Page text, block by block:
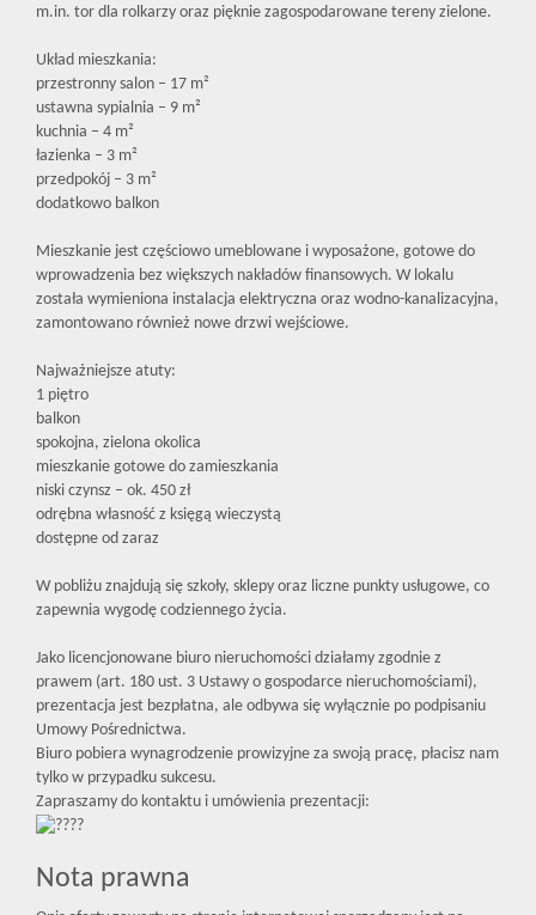
m.in. tor dla rolkarzy oraz pięknie zagospodarowane tereny zielone.
Układ mieszkania:
przestronny salon – 17 m²
ustawna sypialnia – 9 m²
kuchnia – 4 m²
łazienka – 3 m²
przedpokój – 3 m²
dodatkowo balkon
Mieszkanie jest częściowo umeblowane i wyposażone, gotowe do
wprowadzenia bez większych nakładów finansowych. W lokalu
została wymieniona instalacja elektryczna oraz wodno-kanalizacyjna,
zamontowano również nowe drzwi wejściowe.
Najważniejsze atuty:
1 piętro
balkon
spokojna, zielona okolica
mieszkanie gotowe do zamieszkania
niski czynsz – ok. 450 zł
odrębna własność z księgą wieczystą
dostępne od zaraz
W pobliżu znajdują się szkoły, sklepy oraz liczne punkty usługowe, co
zapewnia wygodę codziennego życia.
Jako licencjonowane biuro nieruchomości działamy zgodnie z
prawem (art. 180 ust. 3 Ustawy o gospodarce nieruchomościami),
prezentacja jest bezpłatna, ale odbywa się wyłącznie po podpisaniu
Umowy Pośrednictwa.
Biuro pobiera wynagrodzenie prowizyjne za swoją pracę, płacisz nam
tylko w przypadku sukcesu.
Zapraszamy do kontaktu i umówienia prezentacji:
Nota prawna